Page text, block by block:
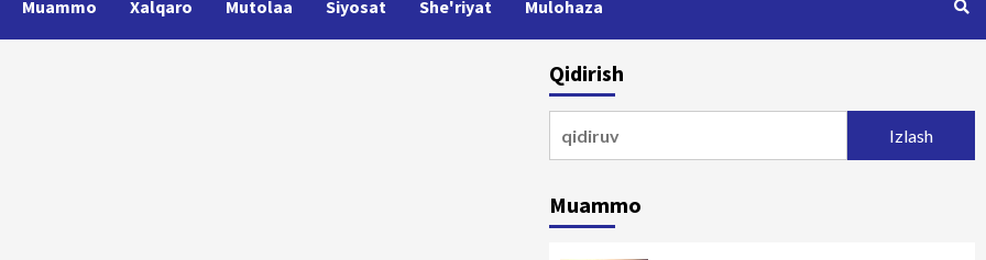
Muammo Xalqaro Mutolaa Siyosat She'riyat Mulohaza
Qidirish
Muammo